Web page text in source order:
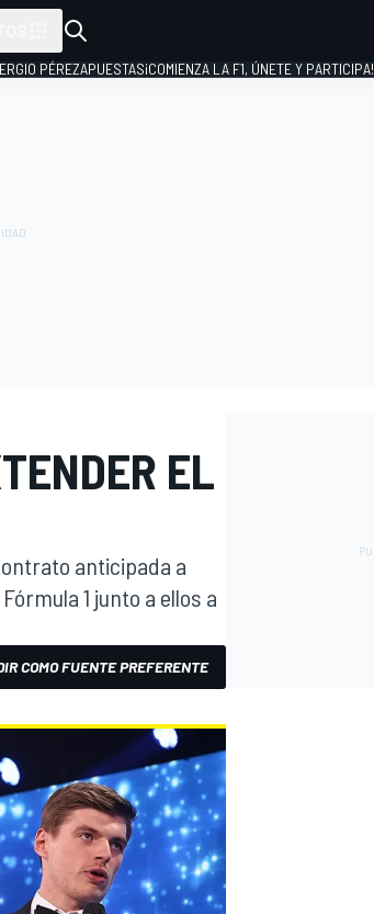
PÉREZAPUESTAS¡COMIENZA LA F1, ÚNETE Y PARTICIPA!
EL
anticipada a
1 junto a ellos a
COMO FUENTE PREFERENTE